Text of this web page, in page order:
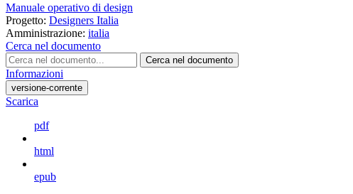
Manuale operativo di design
Progetto: Designers Italia
Amministrazione: italia
Cerca nel documento
Cerca nel documento
Informazioni
versione-corrente
Scarica
pdf
html
epub